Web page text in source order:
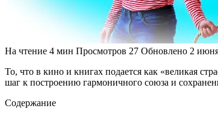
На чтение 4 мин Просмотров 27 Обновлено 2
То, что в кино и книгах подается как «великая
шаг к построению гармоничного союза и
Содержание